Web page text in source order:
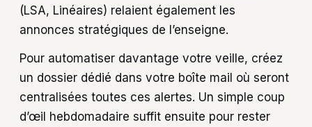
(LSA, Linéaires) relaient également les
annonces stratégiques de l’enseigne.
Pour automatiser davantage votre veille, créez
un dossier dédié dans votre boîte mail où seront
centralisées toutes ces alertes. Un simple coup
d’œil hebdomadaire suffit ensuite pour rester